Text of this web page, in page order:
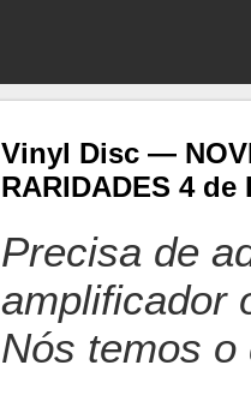
Vinyl Disc —
RARIDADES 4 de
Precisa de
amplificador
Nós temos o